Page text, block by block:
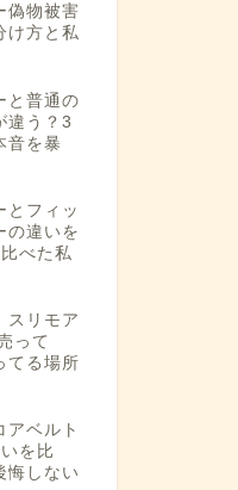
偽物被害
け方と私
と普通の
違う？3
音を暴
とフィッ
の違いを
べた私
スリモア
って
てる場所
アベルト
を比
悔しない